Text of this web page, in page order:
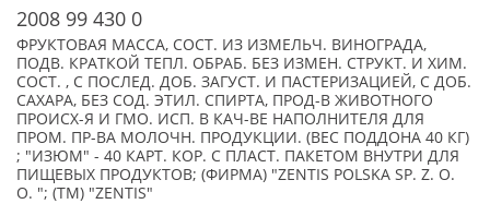
2008 99 430 0
ФРУКТОВАЯ МАССА, СОСТ. ИЗ ИЗМЕЛЬЧ. ВИНОГРАДА,
ПОДВ. КРАТКОЙ ТЕПЛ. ОБРАБ. БЕЗ ИЗМЕН. СТРУКТ. И ХИМ.
СОСТ. , С ПОСЛЕД. ДОБ. ЗАГУСТ. И ПАСТЕРИЗАЦИЕЙ, С ДОБ.
САХАРА, БЕЗ СОД. ЭТИЛ. СПИРТА, ПРОД-В ЖИВОТНОГО
ПРОИСХ-Я И ГМО. ИСП. В КАЧ-ВЕ НАПОЛНИТЕЛЯ ДЛЯ
ПРОМ. ПР-ВА МОЛОЧН. ПРОДУКЦИИ. (ВЕС ПОДДОНА 40 КГ)
; "ИЗЮМ" - 40 КАРТ. КОР. С ПЛАСТ. ПАКЕТОМ ВНУТРИ ДЛЯ
ПИЩЕВЫХ ПРОДУКТОВ; (ФИРМА) "ZENTIS POLSKA SP. Z. O.
O. "; (TM) "ZENTIS"